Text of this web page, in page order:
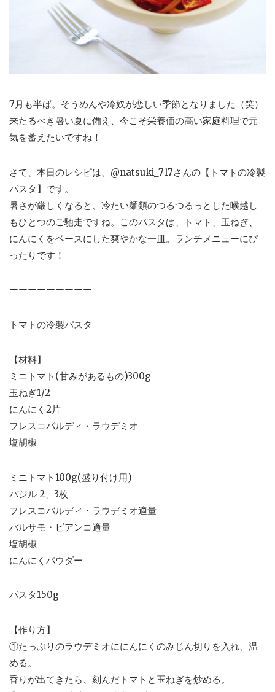
7月も半ば。そうめんや冷奴が恋しい季節となりました（笑）
来たるべき暑い夏に備え、今こそ栄養価の高い家庭料理で元
気を蓄えたいですね！
さて、本日のレシピは、@natsuki_717さんの【トマトの冷製
パスタ】です。
暑さが厳しくなると、冷たい麺類のつるつるっとした喉越し
もひとつのご馳走ですね。このパスタは、トマト、玉ねぎ、
にんにくをベースにした爽やかな一皿。ランチメニューにぴ
ったりです！
ーーーーーーーーー
トマトの冷製パスタ
【材料】
ミニトマト(甘みがあるもの)300g
玉ねぎ1/2
にんにく2片
フレスコバルディ・ラウデミオ
塩胡椒
ミニトマト100g(盛り付け用)
バジル 2、3枚
フレスコバルディ・ラウデミオ適量
バルサモ・ビアンコ適量
塩胡椒
にんにくパウダー
パスタ150g
【作り方】
①たっぷりのラウデミオににんにくのみじん切りを入れ、温
める。
香りが出てきたら、刻んだトマトと玉ねぎを炒める。